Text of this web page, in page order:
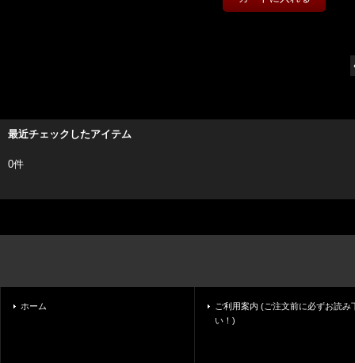
最近チェックしたアイテム
0件
ホーム
ご利用案内 (ご注文前に必ずお読み
い！)